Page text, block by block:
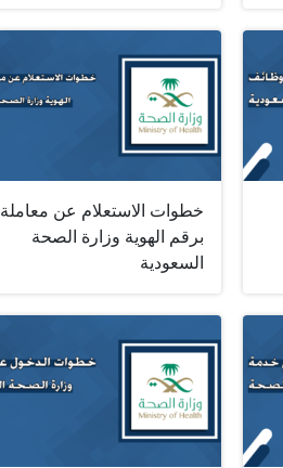
خطوات الاستعلام عن معاملة
برقم الهوية وزارة الصحة
السعودية